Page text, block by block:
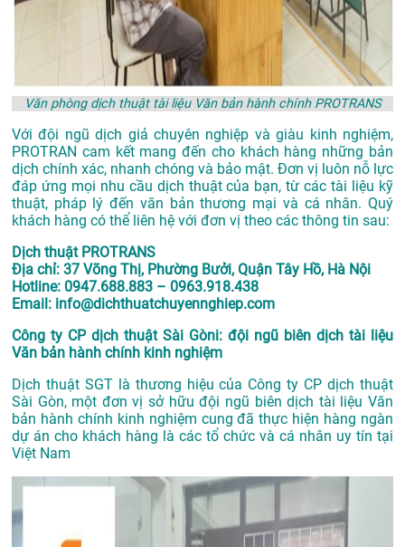
Văn phòng dịch thuật tài liệu Văn bản hành chính PROTRANS
Với đội ngũ dịch giả chuyên nghiệp và giàu kinh nghiệm,
PROTRAN cam kết mang đến cho khách hàng những bản
dịch chính xác, nhanh chóng và bảo mật. Đơn vị luôn nỗ lực
đáp ứng mọi nhu cầu dịch thuật của bạn, từ các tài liệu kỹ
thuật, pháp lý đến văn bản thương mại và cá nhân. Quý
khách hàng có thể liên hệ với đơn vị theo các thông tin sau:
Dịch thuật PROTRANS
Địa chỉ: 37 Võng Thị, Phường Bưởi, Quận Tây Hồ, Hà Nội
Hotline: 0947.688.883 – 0963.918.438
Email: info@dichthuatchuyennghiep.com
Công ty CP dịch thuật Sài Gòni: đội ngũ biên dịch tài liệu
Văn bản hành chính kinh nghiệm
Dịch thuật SGT là thương hiệu của Công ty CP dịch thuật
Sài Gòn, một đơn vị sở hữu đội ngũ biên dịch tài liệu Văn
bản hành chính kinh nghiệm cung đã thực hiện hàng ngàn
dự án cho khách hàng là các tổ chức và cá nhân uy tín tại
Việt Nam